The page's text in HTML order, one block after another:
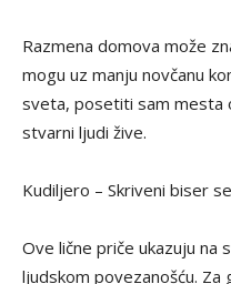
Razmena domova može
mogu uz manju novčanu
sveta, posetiti sam mesta
stvarni ljudi žive.
Kudiljero – Skriveni biser
Ove lične priče ukazuju na
ljudskom povezanošću.